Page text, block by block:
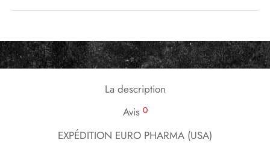
La description
Avis 0
EXPÉDITION EURO PHARMA (USA)